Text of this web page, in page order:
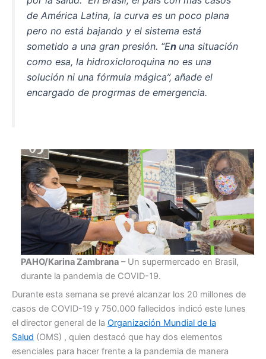
de América Latina, la curva es un poco plana
pero no está bajando y el sistema está
sometido a una gran presión. “En una situación
como esa, la hidroxicloroquina no es una
solución ni una fórmula mágica”, añade el
encargado de progrmas de emergencia.
PAHO/Karina Zambrana – Un supermercado en Brasil,
durante la pandemia de COVID-19.
Durante esta semana se prevé alcanzar los 20 millones de
casos de COVID-19 y 750.000 fallecidos indicó este lunes
el director general de la Organización Mundial de la
Salud (OMS) , quien destacó que hay dos elementos
esenciales para hacer frente a la pandemia de manera